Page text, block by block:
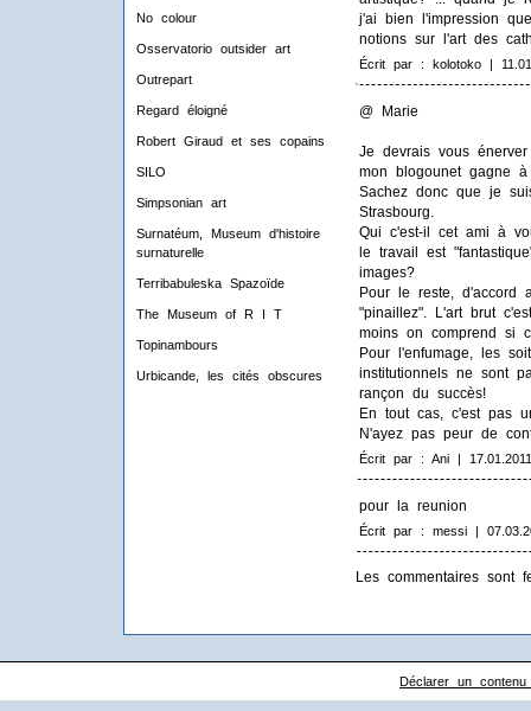
No colour
Osservatorio outsider art
Outrepart
Regard éloigné
Robert Giraud et ses copains
SILO
Simpsonian art
Surnatéum, Museum d'histoire
surnaturelle
Terribabuleska Spazoïde
The Museum of R I T
Topinambours
Urbicande, les cités obscures
j'ai bien l'impression
notions sur l'art des
Écrit par : kolotoko |
@ Marie
Je devrais vous
mon blogounet gagne à
Sachez donc que je
Strasbourg.
Qui c'est-il cet ami à
le travail est
images?
Pour le reste, d'accord
"pinaillez". L'art brut
moins on comprend si
Pour l'enfumage, les
institutionnels ne sont
rançon du succès!
En tout cas, c'est pas
N'ayez pas peur de
Écrit par : Ani | 17.01.2011
pour la reunion
Écrit par : messi |
Les commentaires sont
Déclarer un contenu